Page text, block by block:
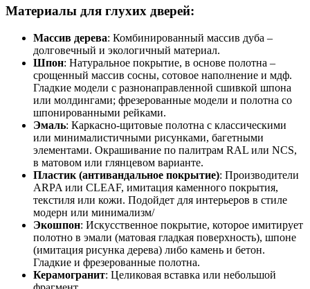
Материалы для глухих дверей:
Массив дерева: Комбинированный массив дуба –
долговечный и экологичный материал.
Шпон: Натуральное покрытие, в основе полотна –
срощенный массив сосны, сотовое наполнение и мдф.
Гладкие модели с разнонаправленной сшивкой шпона
или молдингами; фрезерованные модели и полотна со
шпонированными рейками.
Эмаль: Каркасно-щитовые полотна с классическими
или минималистичными рисунками, багетными
элементами. Окрашивание по палитрам RAL или NCS,
в матовом или глянцевом варианте.
Пластик (антивандальное покрытие): Производители
ARPA или CLEAF, имитация каменного покрытия,
текстиля или кожи. Подойдет для интерьеров в стиле
модерн или минимализм/
Экошпон: Искусственное покрытие, которое имитирует
полотно в эмали (матовая гладкая поверхность), шпоне
(имитация рисунка дерева) либо камень и бетон.
Гладкие и фрезерованные полотна.
Керамогранит: Целиковая вставка или небольшой